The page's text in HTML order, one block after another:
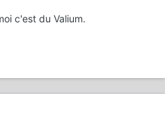
c'est du Valium.